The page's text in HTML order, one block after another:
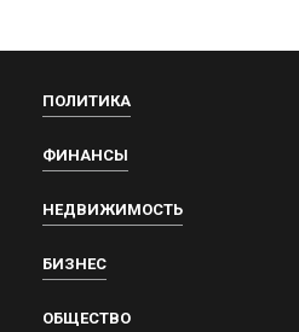
ПОЛИТИКА
ФИНАНСЫ
НЕДВИЖИМОСТЬ
БИЗНЕС
ОБЩЕСТВО